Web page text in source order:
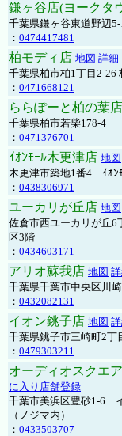
鎌ヶ谷店(ヨークタ
千葉県鎌ヶ谷東道野辺
： 0474417481
柏モディ店 地図 詳細
千葉県柏市柏1丁目2-26
： 0471668121
ららぽーと柏の葉店
千葉県柏市若柴178-4
： 0471376701
ｲｵﾝﾓｰﾙ木更津店 地図
木更津市築地1番4 ｲｵﾝ
： 0438306971
ユーカリが丘店 地図
佐倉市西ユーカリが丘
区3階
： 0434603171
アリオ蘇我店 地図
千葉県千葉市中央区川
： 0432082131
イオン銚子店 地図
千葉県銚子市三崎町2丁
： 0479303211
オーディオスクエ
に入り店舗登録
千葉市美浜区豊砂1-6
（ノジマ内）
： 0433503707